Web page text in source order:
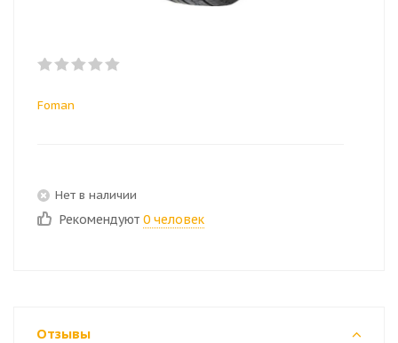
Foman
Нет в наличии
Рекомендуют 0 человек
Отзывы